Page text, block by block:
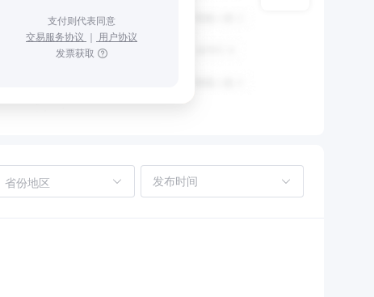
支付则代表同意
交易服务协议 ｜ 用户协议
发票获取
省份地区